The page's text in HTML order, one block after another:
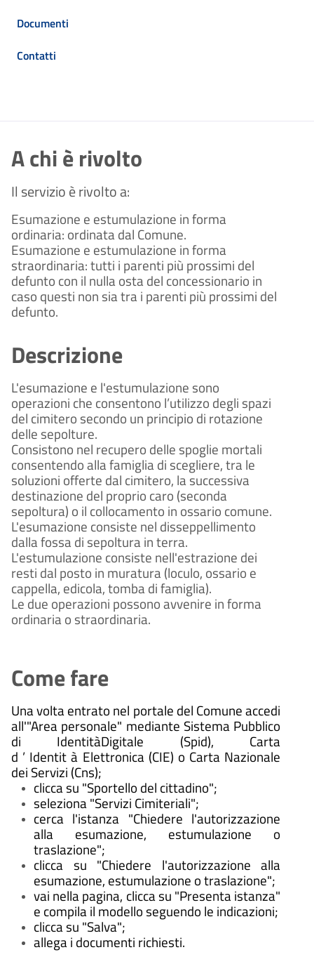
Documenti
Contatti
A chi è rivolto
Il servizio è rivolto a:
Esumazione e estumulazione in forma
ordinaria: ordinata dal Comune.
Esumazione e estumulazione in forma
straordinaria: tutti i parenti più prossimi del
defunto con il nulla osta del concessionario in
caso questi non sia tra i parenti più prossimi del
defunto.
Descrizione
L'esumazione e l'estumulazione sono
operazioni che consentono l’utilizzo degli spazi
del cimitero secondo un principio di rotazione
delle sepolture.
Consistono nel recupero delle spoglie mortali
consentendo alla famiglia di scegliere, tra le
soluzioni offerte dal cimitero, la successiva
destinazione del proprio caro (seconda
sepoltura) o il collocamento in ossario comune.
L'esumazione consiste nel disseppellimento
dalla fossa di sepoltura in terra.
L'estumulazione consiste nell'estrazione dei
resti dal posto in muratura (loculo, ossario e
cappella, edicola, tomba di famiglia).
Le due operazioni possono avvenire in forma
ordinaria o straordinaria.
Come fare
Una volta entrato nel portale del Comune accedi
all'"Area personale" mediante Sistema Pubblico
di IdentitàDigitale (Spid), Carta
d ’ Identit à Elettronica (CIE) o Carta Nazionale
dei Servizi (Cns);
clicca su "Sportello del cittadino";
seleziona "Servizi Cimiteriali";
cerca l'istanza "Chiedere l'autorizzazione
alla esumazione, estumulazione o
traslazione";
clicca su "Chiedere l'autorizzazione alla
esumazione, estumulazione o traslazione";
vai nella pagina, clicca su "Presenta istanza"
e compila il modello seguendo le indicazioni;
clicca su "Salva";
allega i documenti richiesti.